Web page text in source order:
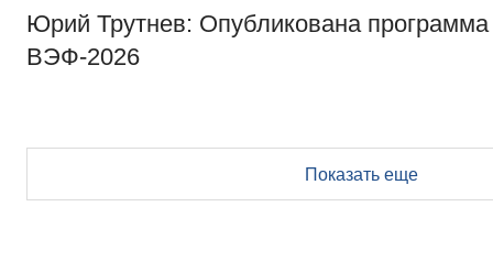
Юрий Трутнев: Опубликована
ВЭФ-2026
Показать еще